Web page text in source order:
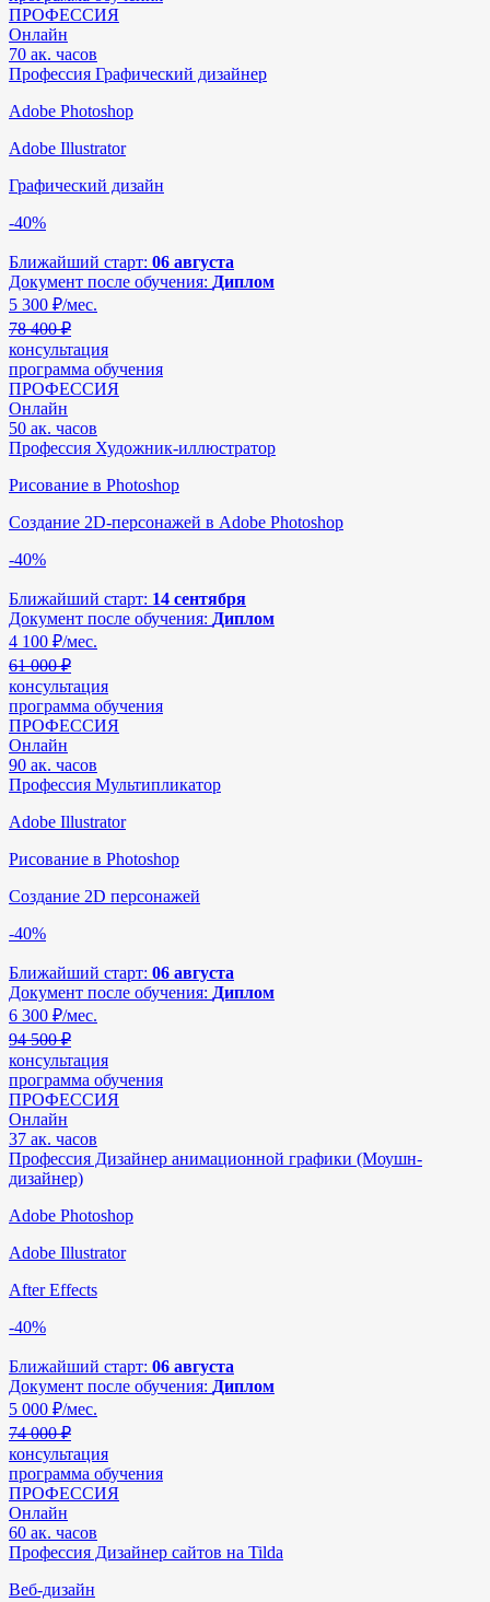
ПРОФЕССИЯ
Онлайн
70 ак. часов
Профессия Графический дизайнер
Adobe Photoshop
Adobe Illustrator
Графический дизайн
-40%
Ближайший старт: 06 августа
Документ после обучения: Диплом
5 300 ₽/мес.
78 400 ₽
консультация
программа обучения
ПРОФЕССИЯ
Онлайн
50 ак. часов
Профессия Художник-иллюстратор
Рисование в Photoshop
Создание 2D-персонажей в Adobe Photoshop
-40%
Ближайший старт: 14 сентября
Документ после обучения: Диплом
4 100 ₽/мес.
61 000 ₽
консультация
программа обучения
ПРОФЕССИЯ
Онлайн
90 ак. часов
Профессия Мультипликатор
Adobe Illustrator
Рисование в Photoshop
Создание 2D персонажей
-40%
Ближайший старт: 06 августа
Документ после обучения: Диплом
6 300 ₽/мес.
94 500 ₽
консультация
программа обучения
ПРОФЕССИЯ
Онлайн
37 ак. часов
Профессия Дизайнер анимационной графики (Моушн-
дизайнер)
Adobe Photoshop
Adobe Illustrator
After Effects
-40%
Ближайший старт: 06 августа
Документ после обучения: Диплом
5 000 ₽/мес.
74 000 ₽
консультация
программа обучения
ПРОФЕССИЯ
Онлайн
60 ак. часов
Профессия Дизайнер сайтов на Tilda
Веб-дизайн